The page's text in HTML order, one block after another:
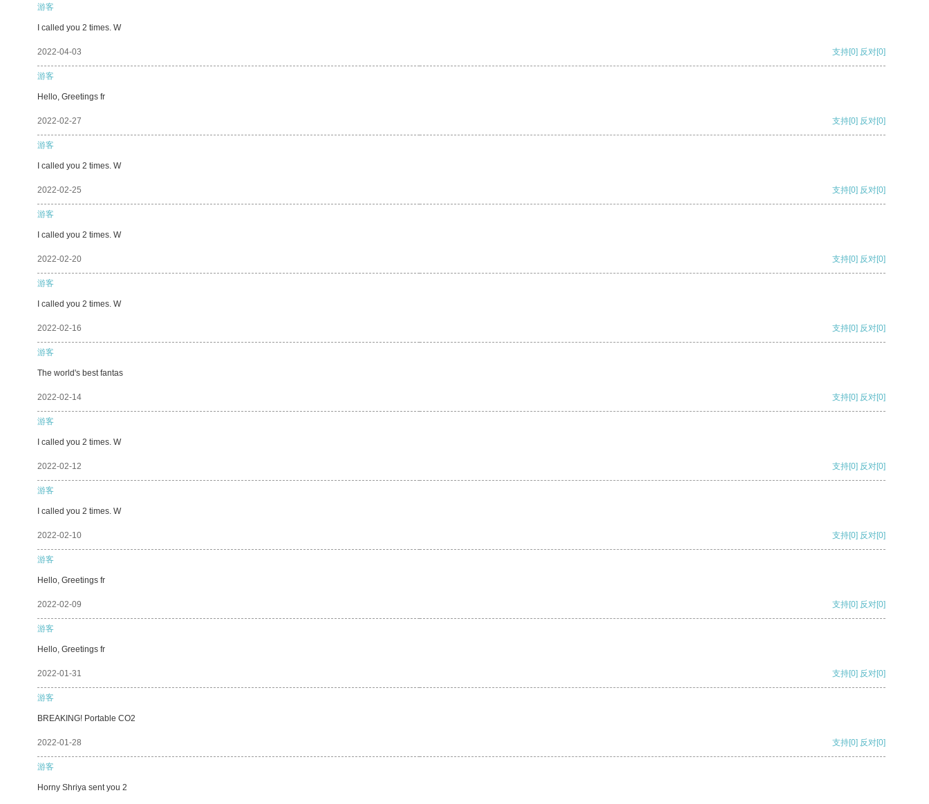
游客
I called you 2 times. W
2022-04-03 支持[0] 反对[0]
游客
Hello, Greetings fr
2022-02-27 支持[0] 反对[0]
游客
I called you 2 times. W
2022-02-25 支持[0] 反对[0]
游客
I called you 2 times. W
2022-02-20 支持[0] 反对[0]
游客
I called you 2 times. W
2022-02-16 支持[0] 反对[0]
游客
The world's best fantas
2022-02-14 支持[0] 反对[0]
游客
I called you 2 times. W
2022-02-12 支持[0] 反对[0]
游客
I called you 2 times. W
2022-02-10 支持[0] 反对[0]
游客
Hello, Greetings fr
2022-02-09 支持[0] 反对[0]
游客
Hello, Greetings fr
2022-01-31 支持[0] 反对[0]
游客
BREAKING! Portable CO2
2022-01-28 支持[0] 反对[0]
游客
Horny Shriya sent you 2